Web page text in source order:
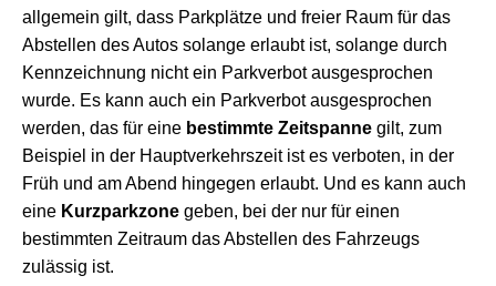
allgemein gilt, dass Parkplätze und freier Raum für das
Abstellen des Autos solange erlaubt ist, solange durch
Kennzeichnung nicht ein Parkverbot ausgesprochen
wurde. Es kann auch ein Parkverbot ausgesprochen
werden, das für eine bestimmte Zeitspanne gilt, zum
Beispiel in der Hauptverkehrszeit ist es verboten, in der
Früh und am Abend hingegen erlaubt. Und es kann auch
eine Kurzparkzone geben, bei der nur für einen
bestimmten Zeitraum das Abstellen des Fahrzeugs
zulässig ist.